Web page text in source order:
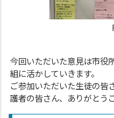
今回いただいた意見は市役
組に活かしていきます。
ご参加いただいた生徒の皆
護者の皆さん、ありがとう